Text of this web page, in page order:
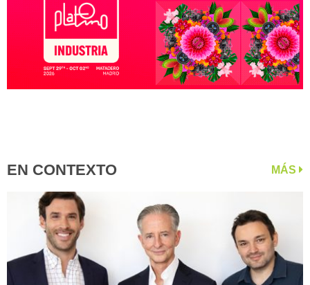
EN CONTEXTO MÁS